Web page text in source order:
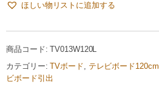
ほしい物リストに追加する
商品コード:TV013W120L
カテゴリー:TVボード テレビボード120cm
ビボード引出